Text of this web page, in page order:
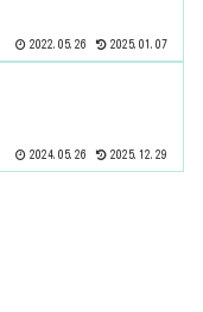
2022.05.26 2025.01.07
2024.05.26 2025.12.29